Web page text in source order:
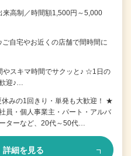
来高制／時間額1,500円～5,000
自宅やお近くの店舗で間時間に
やスキマ時間でサクッと♪ ☆1日の
迎♪…
みの1回きり・単発も大歓迎！ ★
員・個人事業主・パート・アルバ
ターなど、20代～50代…
詳細を見る